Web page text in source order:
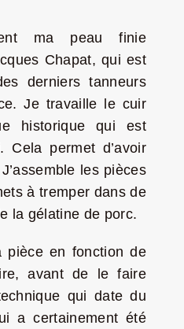
ma peau finie
Chapat, qui est
derniers tanneurs
Je travaille le cuir
historique qui est
permet d’avoir
les pièces
à tremper dans de
la gélatine de porc.
pièce en fonction de
avant de le faire
qui date du
a certainement été